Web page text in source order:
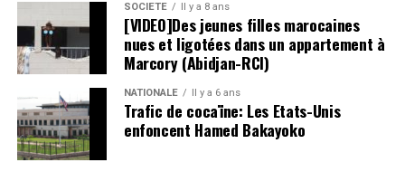
SOCIETE Il y a 8 ans
[VIDEO]Des jeunes filles marocaines
nues et ligotées dans un appartement à
Marcory (Abidjan-RCI)
NATIONALE Il y a 6 ans
Trafic de cocaïne: Les Etats-Unis
enfoncent Hamed Bakayoko